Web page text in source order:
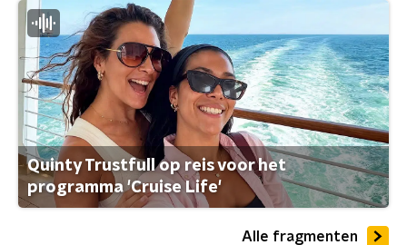
Quinty Trustfull op reis voor het
programma 'Cruise Life'
Alle fragmenten